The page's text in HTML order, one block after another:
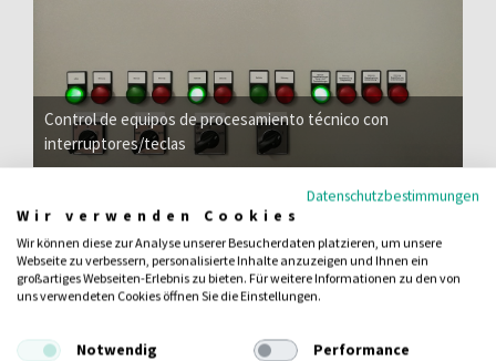
Control de equipos de procesamiento técnico con
interruptores/teclas
Datenschutzbestimmungen
Wir verwenden Cookies
Wir können diese zur Analyse unserer Besucherdaten platzieren, um unsere
Webseite zu verbessern, personalisierte Inhalte anzuzeigen und Ihnen ein
großartiges Webseiten-Erlebnis zu bieten. Für weitere Informationen zu den von
uns verwendeten Cookies öffnen Sie die Einstellungen.
Notwendig
Performance